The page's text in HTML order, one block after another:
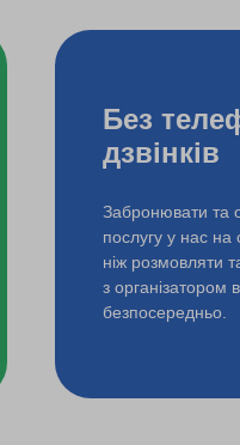
Без
дзвінків
Забронювати та
послугу у нас на
ніж розмовляти
з організатором
безпосередньо.